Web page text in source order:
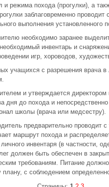
режима похода (прогулки), а
заблаговременно
выполнения установленного
необходимо заранее
инвентарь и
игр, хороводов,
учащихся с разрешения врача в
и утверждается
дня до похода и
школы (врача или медсестру).
предварительно проводит
маршрут похода и
инвентаря (в частности,
должен быть обеспечен в
требованиям. Питание
плану, с соблюдением